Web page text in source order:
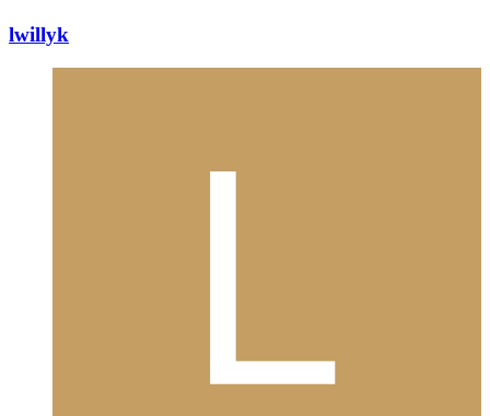
lwillyk